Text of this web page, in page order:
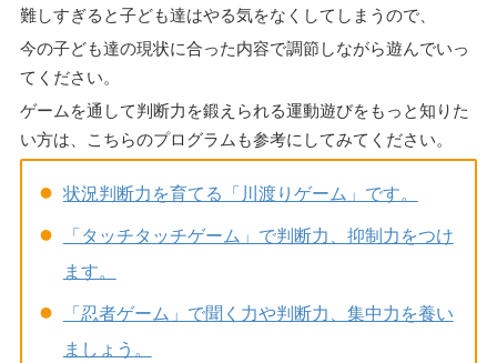
難しすぎると子ども達はやる気をなくしてしまうので、
今の子ども達の現状に合った内容で調節しながら遊んでいっ
てください。
ゲームを通して判断力を鍛えられる運動遊びをもっと知りた
い方は、こちらのプログラムも参考にしてみてください。
状況判断力を育てる「川渡りゲーム」です。
「タッチタッチゲーム」で判断力、抑制力をつけ
ます。
「忍者ゲーム」で聞く力や判断力、集中力を養い
ましょう。